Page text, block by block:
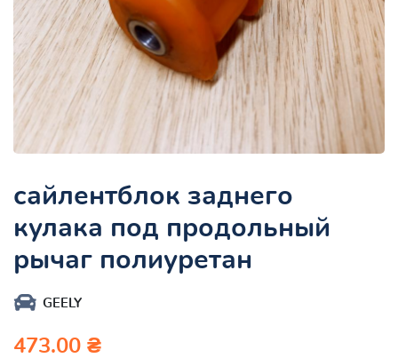
сайлентблок заднего
кулака под продольный
рычаг полиуретан
GEELY
473.00 ₴